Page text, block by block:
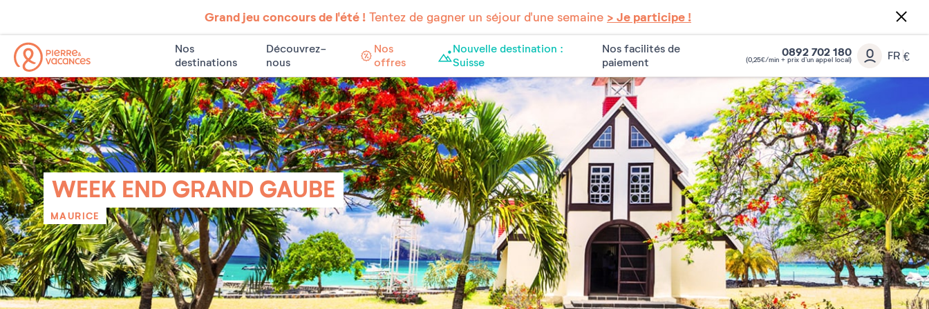
Grand jeu concours de l'été !Tentez de gagner un séjour d'une semaine > Je participe !
Nos
destinations
Découvrez-
nous
Nos
offres
Nouvelle destination :
Suisse
Nos facilités de
paiement
0892 702 180
(0,25€/min + prix d’un appel local) FR €
WEEK END GRAND GAUBE
MAURICE